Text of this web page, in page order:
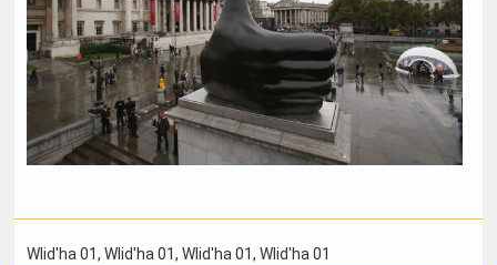
Wlid'ha 01, Wlid'ha 01, Wlid'ha 01, Wlid'ha 01